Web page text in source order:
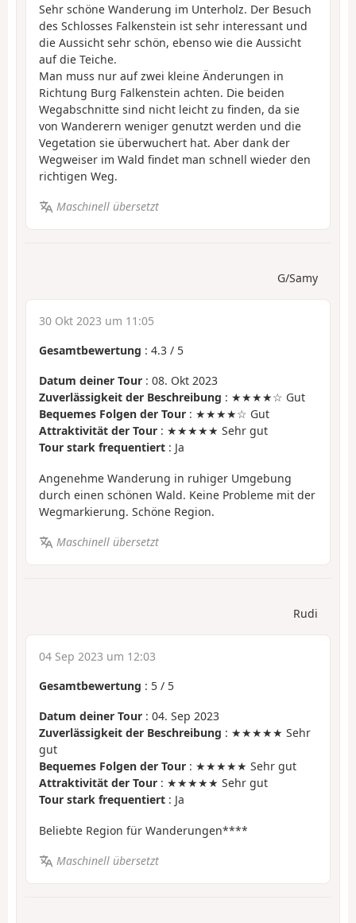
Sehr schöne Wanderung im Unterholz. Der Besuch
des Schlosses Falkenstein ist sehr interessant und
die Aussicht sehr schön, ebenso wie die Aussicht
auf die Teiche.
Man muss nur auf zwei kleine Änderungen in
Richtung Burg Falkenstein achten. Die beiden
Wegabschnitte sind nicht leicht zu finden, da sie
von Wanderern weniger genutzt werden und die
Vegetation sie überwuchert hat. Aber dank der
Wegweiser im Wald findet man schnell wieder den
richtigen Weg.
Maschinell übersetzt
G/Samy
30 Okt 2023 um 11:05
Gesamtbewertung : 4.3 / 5
Datum deiner Tour : 08. Okt 2023
Zuverlässigkeit der Beschreibung : ★★★★☆ Gut
Bequemes Folgen der Tour : ★★★★☆ Gut
Attraktivität der Tour : ★★★★★ Sehr gut
Tour stark frequentiert : Ja
Angenehme Wanderung in ruhiger Umgebung
durch einen schönen Wald. Keine Probleme mit der
Wegmarkierung. Schöne Region.
Maschinell übersetzt
Rudi
04 Sep 2023 um 12:03
Gesamtbewertung : 5 / 5
Datum deiner Tour : 04. Sep 2023
Zuverlässigkeit der Beschreibung : ★★★★★ Sehr
gut
Bequemes Folgen der Tour : ★★★★★ Sehr gut
Attraktivität der Tour : ★★★★★ Sehr gut
Tour stark frequentiert : Ja
Beliebte Region für Wanderungen****
Maschinell übersetzt